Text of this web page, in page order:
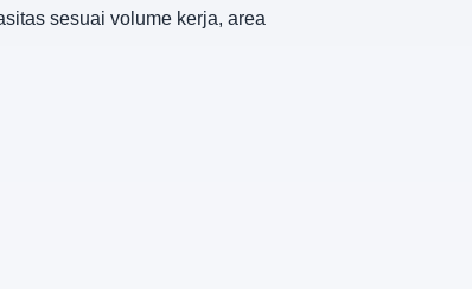
sesuai volume kerja, area